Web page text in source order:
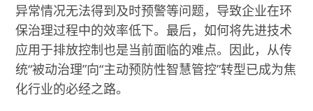
异常情况无法得到及时预警等问题，导致企业在环
保治理过程中的效率低下。最后，如何将先进技术
应用于排放控制也是当前面临的难点。因此，从传
统“被动治理”向“主动预防性智慧管控”转型已成为焦
化行业的必经之路。